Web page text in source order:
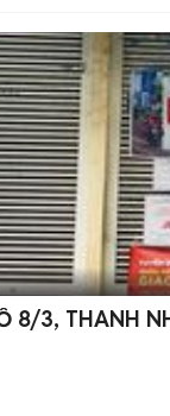
8/3, THANH